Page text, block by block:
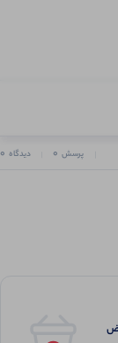
پرسش 0 دیدگاه 0